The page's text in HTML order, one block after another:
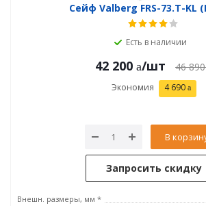
Сейф Valberg FRS-73.T-KL
Есть в наличии
42 200 /шт 46 890
Экономия 4 690
В
Запросить скидку
Внешн. размеры, мм *